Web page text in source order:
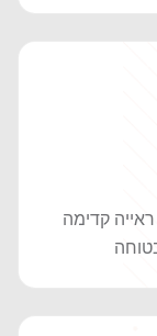
קדימה